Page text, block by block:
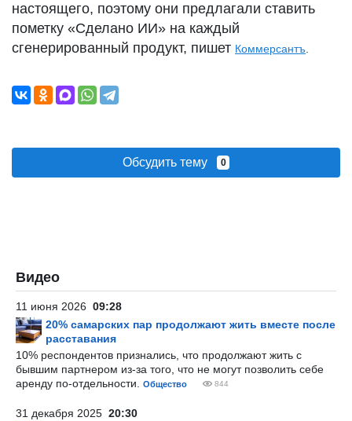
настоящего, поэтому они предлагали ставить
пометку «Сделано ИИ» на каждый
сгенерированный продукт, пишет Коммерсантъ
Обсудить тему 0
Видео
11 июня 2026 09:28
20% самарских пар продолжают жить вместе после
расставания
10% респондентов признались, что продолжают жить с
бывшим партнером из-за того, что не могут позволить себе
аренду по-отдельности.
Общество 844
31 декабря 2025 20:30